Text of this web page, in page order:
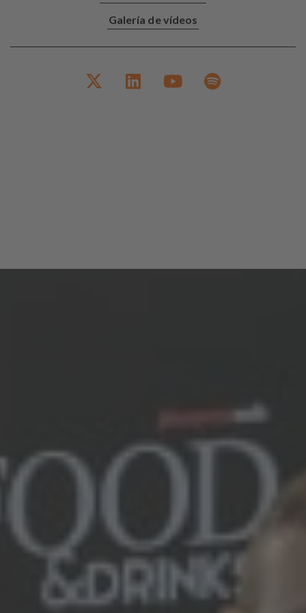
Galería de vídeos